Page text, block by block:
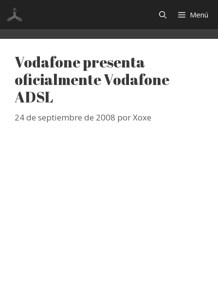
Saltar
contenido
Menú
Vodafone presenta
oficialmente Vodafone
ADSL
24 de septiembre de 2008 porXoxe